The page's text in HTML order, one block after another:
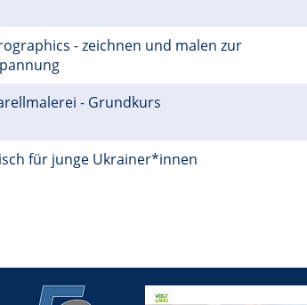
- zeichnen und malen zur
- Grundkurs
für junge Ukrainer*innen